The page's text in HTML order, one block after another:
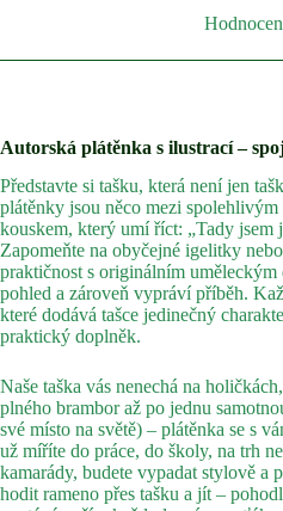
Autorská plátěnka s ilustrací –
Představte si tašku, která není jen
plátěnky jsou něco mezi
kouskem, který umí říct: „Tady jsem
Zapomeňte na obyčejné igelitky
praktičnost s originálním
pohled a zároveň vypráví příběh.
které dodává tašce jedinečný
praktický doplněk.
Naše taška vás nenechá na
plného brambor až po jednu
své místo na světě) – plátěnka se s
už míříte do práce, do školy, na trh
kamarády, budete vypadat stylově a
hodit rameno přes tašku a jít –